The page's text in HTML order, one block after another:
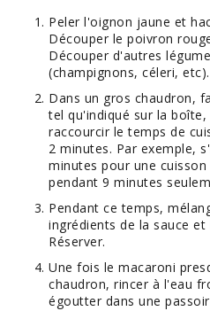
Peler l'oignon jaune et
Découper le poivron
Découper d'autres
(champignons, céleri, etc).
Dans un gros chaudron,
tel qu'indiqué sur la
raccourcir le temps de
2 minutes. Par exemple,
minutes pour une
pendant 9 minutes
Pendant ce temps,
ingrédients de la sauce et
Réserver.
Une fois le macaroni
chaudron, rincer à l'eau
égoutter dans une